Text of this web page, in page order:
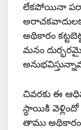
లేకపోయినా
అథికారం
మనం
చివరకు ఈ
స్థాయికి
తాము అథికారం